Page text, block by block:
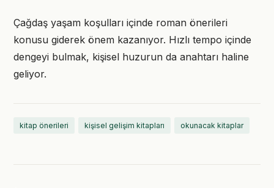
Çağdaş yaşam koşulları içinde roman önerileri
konusu giderek önem kazanıyor. Hızlı tempo içinde
dengeyi bulmak, kişisel huzurun da anahtarı haline
geliyor.
kitap önerileri kişisel gelişim kitapları okunacak kitaplar